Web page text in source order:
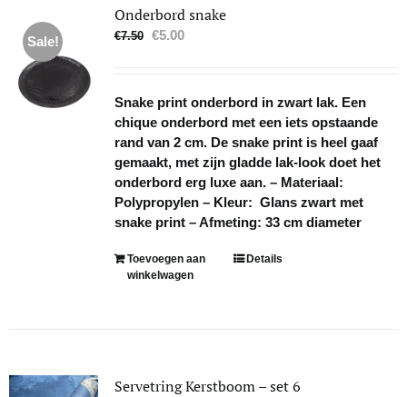
Sale!
Onderbord snake
€7.50
Oorspronkelijke
€7.50.
€5.00Huidige
€5.00.
Snake print onderbord in zwart lak. Een
chique onderbord met een iets opstaande
rand van 2 cm. De snake print is heel gaaf
gemaakt, met zijn gladde lak-look doet het
onderbord erg luxe aan. – Materiaal:
Polypropylen – Kleur: Glans zwart met
snake print – Afmeting: 33 cm diameter
Toevoegen aan
winkelwagen
Details
Servetring Kerstboom – set 6